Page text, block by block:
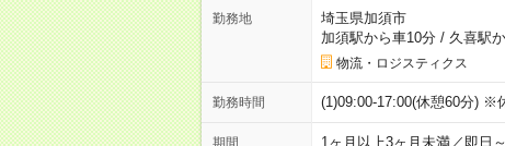
勤務地
埼玉県加須市
加須駅から車10分/ 久喜駅
物流・ロジスティクス
勤務時間 (1)09:00-17:00(休憩60分) ※
期間 1ヶ月以上3ヶ月未満／即日